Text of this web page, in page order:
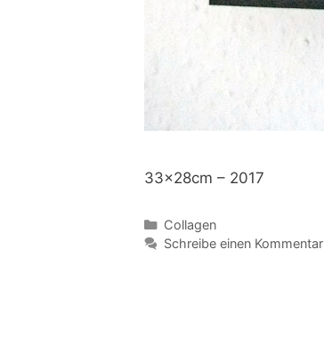
33x28cm – 2017
Kategorien
Collagen
Schreibe einen Kommentar